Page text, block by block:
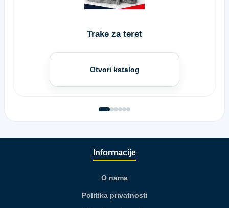
Trake za teret
Otvori katalog
Informacije
O nama
Politika privatnosti